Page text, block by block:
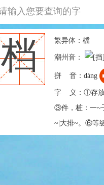
档 繁异体： 檔
潮州音：
拼 音： dàng
字 义： ①存放
③件，桩：一~
~|大排~。⑥等